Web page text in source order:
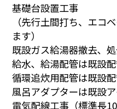
基礎台設置工事
（先行土間打ち、エコ
ます）
既設ガス給湯器撤去、
給水、給湯配管は既設
循環追炊用配管は既設
風呂アダプターは既設
電気配線工事（標準長